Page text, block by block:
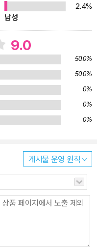
식으로 진행된다. 언뜻 그들
된 것처럼 보이지만, 작가
유키노의 사형 집행 여부
장의 끈을 놓지 못하며 이야
’ 자체가 지니는 힘은 물론,
슈고로상에 노미네이트 되
인정받았다. 서점 직원부터
사람을 매혹시킨 셈. 어떤 매
야미 가즈마사는 ‘사형’이
녹여놓았다. 그러면서 은밀
으로 옮겨놓는다. 작품 속
대론, 상반된 양쪽 입장을 모
게는 이 작품이 제도와 사회
2.4%
남성
9.0
50.0%
50.0%
0%
0%
0%
게시물 운영 원칙